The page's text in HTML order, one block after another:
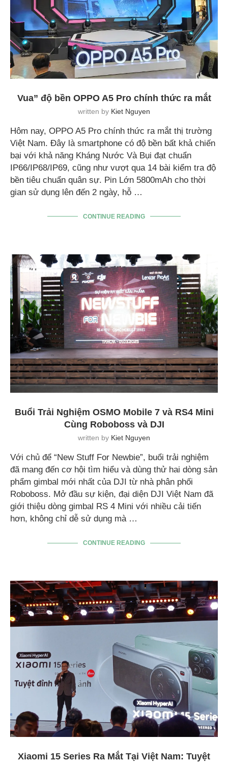
Vua” độ bền OPPO A5 Pro chính thức ra mắt
written by Kiet Nguyen
Hôm nay, OPPO A5 Pro chính thức ra mắt thị trường
Việt Nam. Đây là smartphone có độ bền bất khả chiến
bại với khả năng Kháng Nước Và Bụi đạt chuẩn
IP66/IP68/IP69, cũng như vượt qua 14 bài kiểm tra độ
bền tiêu chuẩn quân sự. Pin Lớn 5800mAh cho thời
gian sử dụng lên đến 2 ngày, hỗ …
CONTINUE READING
Buổi Trải Nghiệm OSMO Mobile 7 và RS4 Mini
Cùng Roboboss và DJI
written by Kiet Nguyen
Với chủ để “New Stuff For Newbie”, buổi trải nghiệm
đã mang đến cơ hội tìm hiểu và dùng thử hai dòng sản
phẩm gimbal mới nhất của DJI từ nhà phân phối
Roboboss. Mở đầu sự kiện, đại diện DJI Việt Nam đã
giới thiệu dòng gimbal RS 4 Mini với nhiều cải tiến
hơn, không chỉ dễ sử dụng mà …
CONTINUE READING
Xiaomi 15 Series Ra Mắt Tại Việt Nam: Tuyệt